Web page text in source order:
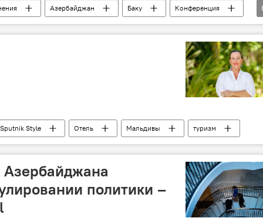
Азербайджан Баку
Конференция
Республики, политолог Егяна Гаджиева
Sputnik Style Отель Мальдивы туризм
политики –